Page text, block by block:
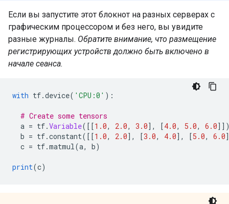
Если вы запустите этот блокнот на разных серверах с
графическим процессором и без него, вы увидите
разные журналы. Обратите внимание, что размещение
регистрирующих устройств должно быть включено в
начале сеанса.
with tf.device( 'CPU:0' ):
# Create some tensors
a = tf.Variable([[1.0, 2.0, 3.0], [4.0, 5.0, 6.0
b = tf.constant([[1.0, 2.0], [3.0, 4.0], [5.0, 6.0
c = tf.matmul(a, b)
print(c)